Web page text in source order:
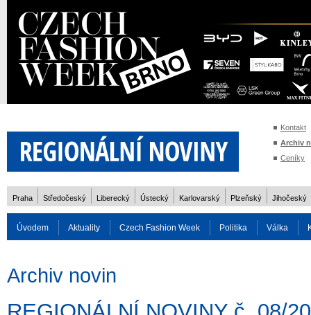
Kontakt
Archiv
Ceníky
Praha Středočeský Liberecký Ústecký Karlovarský Plzeňský Jihočeský
Úvodem Aktuality Czech Fashion Week Politika Válka
Archiv novin